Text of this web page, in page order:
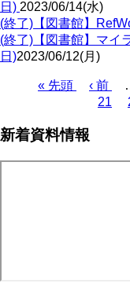
日) 2023/06/14(水)
(終了)【図書館】
(終了)【図書館】マイ
日)2023/06/12(月)
ジ
先
ー
« 先頭
前
ペ
‹ 前
Page
21
新着資料情報